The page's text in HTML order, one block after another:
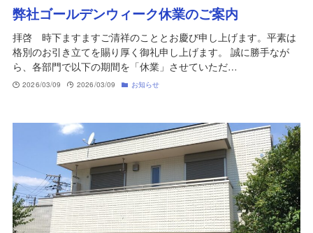
弊社ゴールデンウィーク休業のご案内
拝啓 時下ますますご清祥のこととお慶び申し上げます。平素は
格別のお引き立てを賜り厚く御礼申し上げます。 誠に勝手なが
ら、各部門で以下の期間を「休業」させていただ…
2026/03/09 2026/03/09 お知らせ